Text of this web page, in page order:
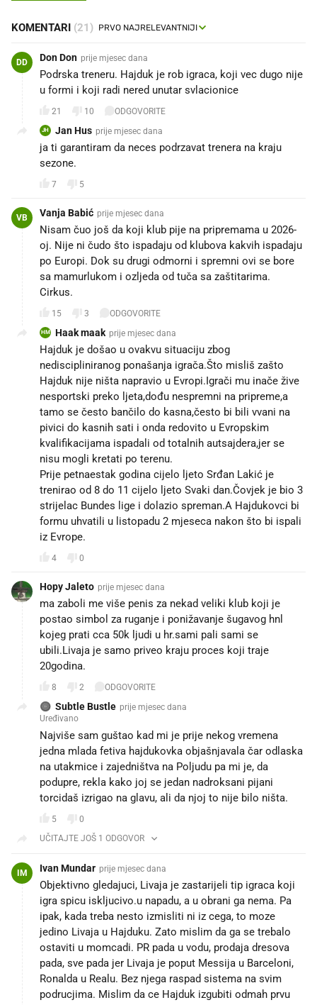
KOMENTARI (21)
DD Don Don prije mjesec dana
Podrska treneru. Hajduk je rob igraca, koji vec dugo nije
u formi i koji radi nered unutar svlacionice
21 10 ODGOVORITE
JH Jan Hus prije mjesec dana
ja ti garantiram da neces podrzavat trenera na kraju
sezone.
7 5
VB Vanja Babić prije mjesec dana
Nisam čuo još da koji klub pije na pripremama u 2026-
oj. Nije ni čudo što ispadaju od klubova kakvih ispadaju
po Europi. Dok su drugi odmorni i spremni ovi se bore
sa mamurlukom i ozljeda od tuča sa zaštitarima.
Cirkus.
15 3 ODGOVORITE
HM Haak maak prije mjesec dana
Hajduk je došao u ovakvu situaciju zbog
nediscipliniranog ponašanja igrača.Što misliš zašto
Hajduk nije ništa napravio u Evropi.Igrači mu inače žive
nesportski preko ljeta,dođu nespremni na pripreme,a
tamo se često bančilo do kasna,često bi bili vvani na
pivici do kasnih sati i onda redovito u Evropskim
kvalifikacijama ispadali od totalnih autsajdera,jer se
nisu mogli kretati po terenu.
Prije petnaestak godina cijelo ljeto Srđan Lakić je
trenirao od 8 do 11 cijelo ljeto Svaki dan.Čovjek je bio 3
strijelac Bundes lige i dolazio spreman.A Hajdukovci bi
formu uhvatili u listopadu 2 mjeseca nakon što bi ispali
iz Evrope.
4 0
Hopy Jaleto prije mjesec dana
ma zaboli me više penis za nekad veliki klub koji je
postao simbol za ruganje i ponižavanje šugavog hnl
kojeg prati cca 50k ljudi u hr.sami pali sami se
ubili.Livaja je samo priveo kraju proces koji traje
20godina.
8 2 ODGOVORITE
Subtle Bustle prije mjesec dana
Uređivano
Najviše sam guštao kad mi je prije nekog vremena
jedna mlada fetiva hajdukovka objašnjavala čar odlaska
na utakmice i zajedništva na Poljudu pa mi je, da
podupre, rekla kako joj se jedan nadroksani pijani
torcidaš izrigao na glavu, ali da njoj to nije bilo ništa.
5
0
UČITAJTE JOŠ 1 ODGOVOR
IM Ivan Mundar prije mjesec dana
Objektivno gledajuci, Livaja je zastarijeli tip igraca koji
igra spicu iskljucivo.u napadu, a u obrani ga nema. Pa
ipak, kada treba nesto izmisliti ni iz cega, to moze
jedino Livaja u Hajduku. Zato mislim da ga se trebalo
ostaviti u momcadi. PR pada u vodu, prodaja dresova
pada, sve pada jer Livaja je poput Messija u Barceloni,
Ronalda u Realu. Bez njega raspad sistema na svim
podrucjima. Mislim da ce Hajduk izgubiti odmah prvu